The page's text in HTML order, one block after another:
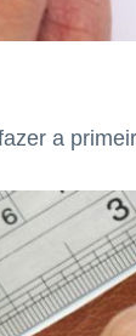
a